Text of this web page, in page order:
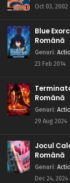
Oct 03, 2002
Blue
Română
Genuri:
23 Feb 2014
Română
Genuri:
29 Aug 2024
Jocul
Română
Genuri:
Dec 24, 2024